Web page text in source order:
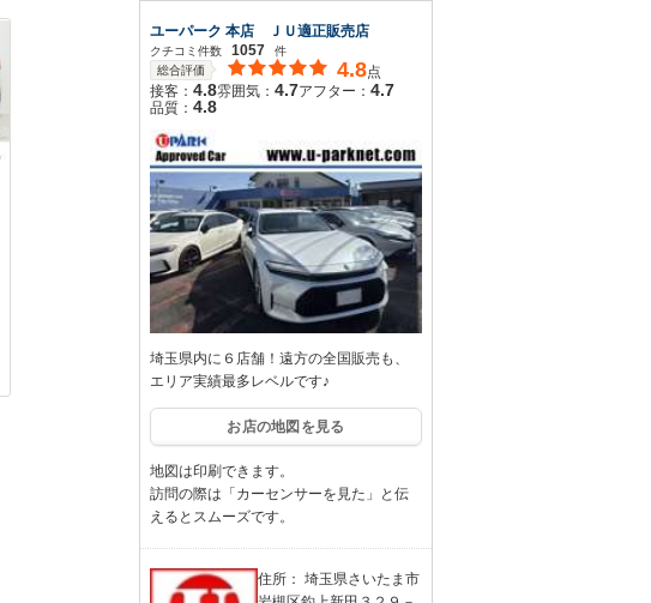
ユーパーク 本店 ＪＵ適正販売店
クチコミ件数 1057
件
総合評価
4.8点
接客： 4.8雰囲気： 4.7アフター： 4.7
品質： 4.8
埼玉県内に６店舗！遠方の全国販売も、
エリア実績最多レベルです♪
お店の地図を見る
地図は印刷できます。
訪問の際は「カーセンサーを見た」と伝
えるとスムーズです。
住所： 埼玉県さいたま市